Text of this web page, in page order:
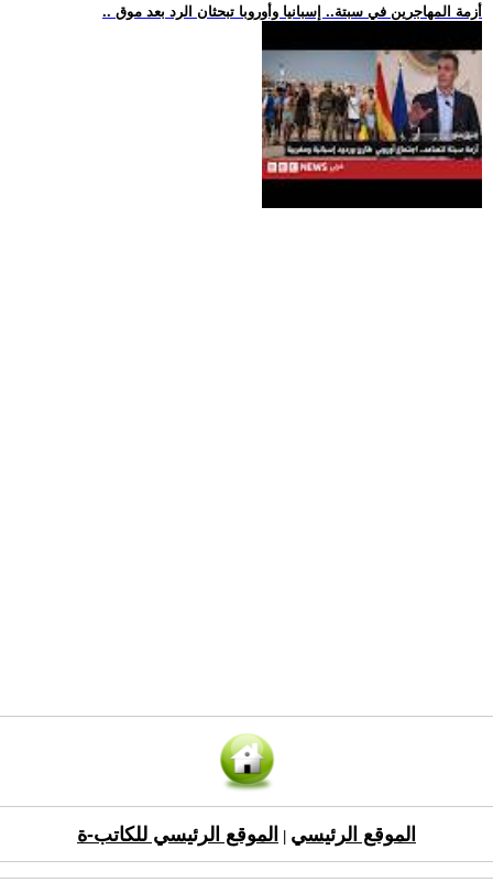
.. أزمة المهاجرين في سبتة.. إسبانيا وأوروبا تبحثان الرد بعد موق
الموقع الرئيسي الموقع الرئيسي للكاتب-ة